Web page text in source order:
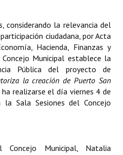
considerando la relevancia del
ciudadana, por Acta
Hacienda, Finanzas y
Municipal establece la
Pública del proyecto de
la creación de Puerto San
ha realizarse el día viernes 4 de
Sala Sesiones del Concejo
Concejo Municipal, Natalia